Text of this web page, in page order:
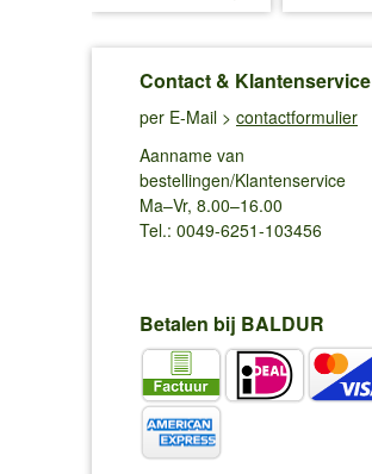
Contact & Klantenservice
per E-Mail > contactformulier
Aanname van
bestellingen/Klantenservice
Ma–Vr, 8.00–16.00
Tel.: 0049-6251-103456
Betalen bij BALDUR